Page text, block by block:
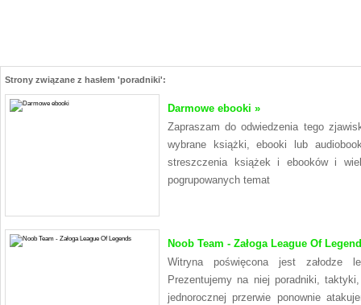
Strony związane z hasłem 'poradniki':
Darmowe ebooki »
Zapraszam do odwiedzenia tego
wybrane książki, ebooki lub
streszczenia książek i ebooków i
pogrupowanych temat
Noob Team - Załoga League Of
Witryna poświęcona jest załodze
Prezentujemy na niej poradniki,
jednorocznej przerwie ponownie